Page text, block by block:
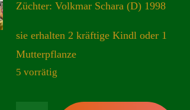
Züchter: Volkmar Schara (D) 1998
sie erhalten 2 kräftige Kindl oder 1
Mutterpflanze
5 vorrätig